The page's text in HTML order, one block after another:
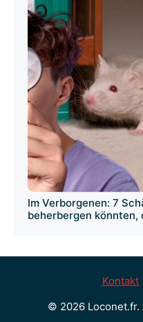
Im Verborgenen: 7
beherbergen könnten,
Kontakt
© 2026 Loconet.fr.